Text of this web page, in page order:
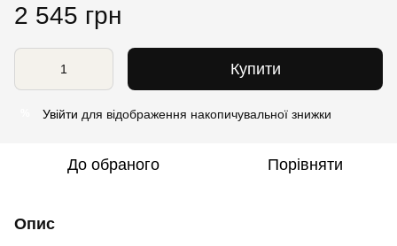
2 545 грн
Купити
Увійти для відображення накопичувальної знижки
До обраного Порівняти
Опис